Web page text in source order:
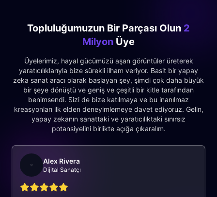
Topluluğumuzun Bir Parçası Olun 2
Milyon Üye
Üyelerimiz, hayal gücümüzü aşan görüntüler üreterek
yaratıcılıklarıyla bize sürekli ilham veriyor. Basit bir yapay
zeka sanat aracı olarak başlayan şey, şimdi çok daha büyük
bir şeye dönüştü ve geniş ve çeşitli bir kitle tarafından
benimsendi. Sizi de bize katılmaya ve bu inanılmaz
kreasyonları ilk elden deneyimlemeye davet ediyoruz. Gelin,
yapay zekanın sanattaki ve yaratıcılıktaki sınırsız
potansiyelini birlikte açığa çıkaralım.
Alex Rivera
Dijital Sanatçı